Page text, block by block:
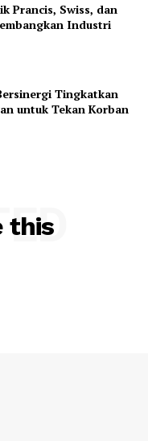
Prancis, Swiss, dan
Industri
Tingkatkan
untuk Tekan Korban
this